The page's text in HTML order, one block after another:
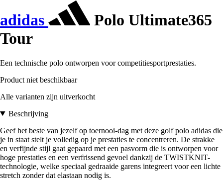
adidas
Polo Ultimate365
Tour
Een technische polo ontworpen voor competitiesportprestaties.
Product niet beschikbaar
Alle varianten zijn uitverkocht
Beschrijving
Geef het beste van jezelf op toernooi-dag met deze golf polo adidas die
je in staat stelt je volledig op je prestaties te concentreren. De strakke
en verfijnde stijl gaat gepaard met een pasvorm die is ontworpen voor
hoge prestaties en een verfrissend gevoel dankzij de TWISTKNIT-
technologie, welke speciaal gedraaide garens integreert voor een lichte
stretch zonder dat elastaan nodig is.